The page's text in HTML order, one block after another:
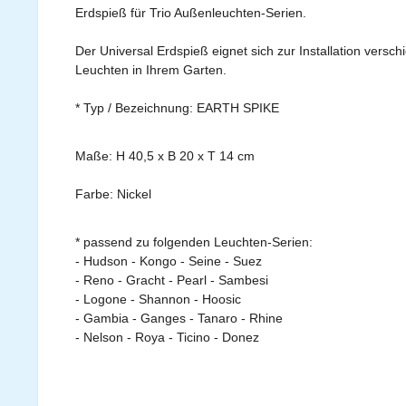
Erdspieß für Trio Außenleuchten-Serien.
Der Universal Erdspieß eignet sich zur Installation
Leuchten in Ihrem Garten.
* Typ / Bezeichnung: EARTH SPIKE
Maße: H 40,5 x B 20 x T 14 cm
Farbe: Nickel
* passend zu folgenden Leuchten-Serien:
- Hudson - Kongo - Seine - Suez
- Reno - Gracht - Pearl - Sambesi
- Logone - Shannon - Hoosic
- Gambia - Ganges - Tanaro - Rhine
- Nelson - Roya - Ticino - Donez